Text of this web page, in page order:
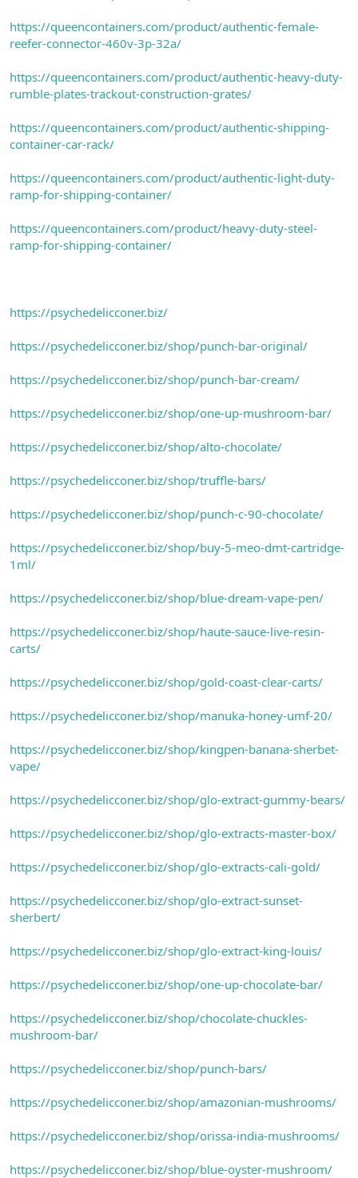
https://queencontainers.com/product/authentic-female-
reefer-connector-460v-3p-32a/
https://queencontainers.com/product/authentic-heavy-duty-
rumble-plates-trackout-construction-grates/
https://queencontainers.com/product/authentic-shipping-
container-car-rack/
https://queencontainers.com/product/authentic-light-duty-
ramp-for-shipping-container/
https://queencontainers.com/product/heavy-duty-steel-
ramp-for-shipping-container/
https://psychedelicconer.biz/
https://psychedelicconer.biz/shop/punch-bar-original/
https://psychedelicconer.biz/shop/punch-bar-cream/
https://psychedelicconer.biz/shop/one-up-mushroom-bar/
https://psychedelicconer.biz/shop/alto-chocolate/
https://psychedelicconer.biz/shop/truffle-bars/
https://psychedelicconer.biz/shop/punch-c-90-chocolate/
https://psychedelicconer.biz/shop/buy-5-meo-dmt-cartridge-
1ml/
https://psychedelicconer.biz/shop/blue-dream-vape-pen/
https://psychedelicconer.biz/shop/haute-sauce-live-resin-
carts/
https://psychedelicconer.biz/shop/gold-coast-clear-carts/
https://psychedelicconer.biz/shop/manuka-honey-umf-20/
https://psychedelicconer.biz/shop/kingpen-banana-sherbet-
vape/
https://psychedelicconer.biz/shop/glo-extract-gummy-bears/
https://psychedelicconer.biz/shop/glo-extracts-master-box/
https://psychedelicconer.biz/shop/glo-extracts-cali-gold/
https://psychedelicconer.biz/shop/glo-extract-sunset-
sherbert/
https://psychedelicconer.biz/shop/glo-extract-king-louis/
https://psychedelicconer.biz/shop/one-up-chocolate-bar/
https://psychedelicconer.biz/shop/chocolate-chuckles-
mushroom-bar/
https://psychedelicconer.biz/shop/punch-bars/
https://psychedelicconer.biz/shop/amazonian-mushrooms/
https://psychedelicconer.biz/shop/orissa-india-mushrooms/
https://psychedelicconer.biz/shop/blue-oyster-mushroom/